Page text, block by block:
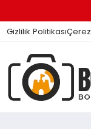
Gizlilik Politikası